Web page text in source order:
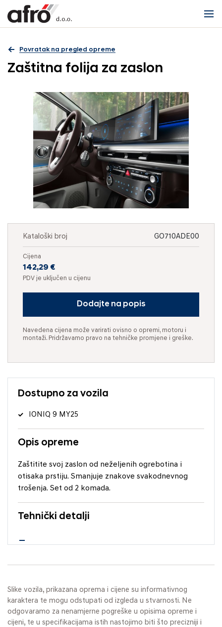
Povratak na pregled opreme
Zaštitna folija za zaslon
Kataloški broj GO710ADE00
Cijena
142,29 €
PDV je uključen u cijenu
Dodajte na popis
Navedena cijena može varirati ovisno o opremi, motoru i
montaži. Pridržavamo pravo na tehničke promjene i greške.
Dostupno za vozila
IONIQ 9 MY25
Opis opreme
Zaštitite svoj zaslon od neželjenih ogrebotina i
otisaka prstiju. Smanjuje znakove svakodnevnog
trošenja. Set od 2 komada.
Tehnički detalji
Slike vozila, prikazana oprema i cijene su informativnog
karaktera te mogu odstupati od izgleda u stvarnosti. Ne
odgovaramo za nenamjerne pogreške u opisima opreme i
cijeni, te u specifikacijama istih nastojimo biti što precizniji i